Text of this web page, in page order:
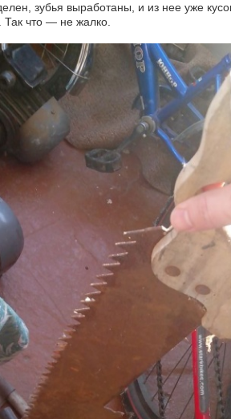
зубья выработаны, и из нее уже
Так что — не жалко.